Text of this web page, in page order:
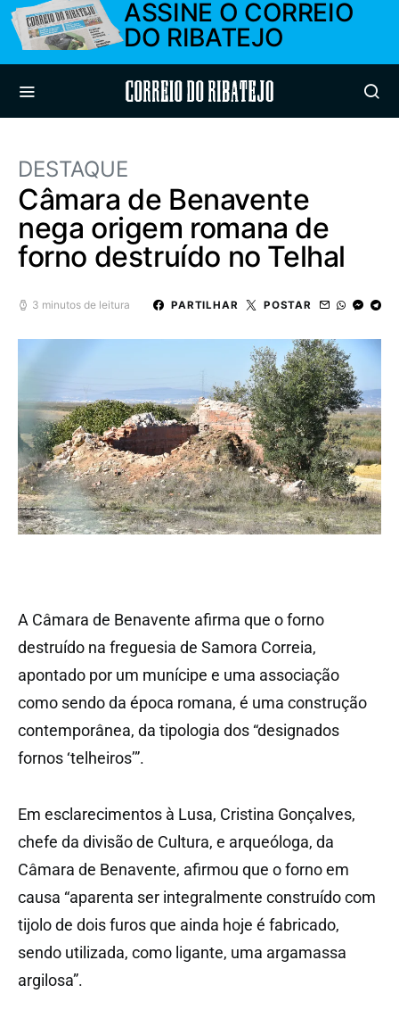
ASSINE O CORREIO
DO RIBATEJO
Correio do Ribatejo
DESTAQUE
Câmara de Benavente
nega origem romana de
forno destruído no Telhal
3 minutos de leitura PARTILHAR POSTAR
A Câmara de Benavente afirma que o forno
destruído na freguesia de Samora Correia,
apontado por um munícipe e uma associação
como sendo da época romana, é uma construção
contemporânea, da tipologia dos “designados
fornos ‘telheiros’”.
Em esclarecimentos à Lusa, Cristina Gonçalves,
chefe da divisão de Cultura, e arqueóloga, da
Câmara de Benavente, afirmou que o forno em
causa “aparenta ser integralmente construído com
tijolo de dois furos que ainda hoje é fabricado,
sendo utilizada, como ligante, uma argamassa
argilosa”.